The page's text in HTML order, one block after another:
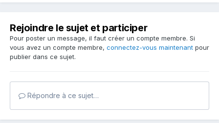
Rejoindre le sujet et participer
Pour poster un message, il faut créer un compte membre. Si
vous avez un compte membre, connectez-vous maintenant pour
publier dans ce sujet.
Répondre à ce sujet…